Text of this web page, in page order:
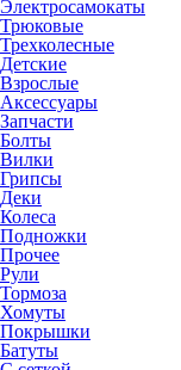
Электросамокаты
Трюковые
Трехколесные
Детские
Взрослые
Аксессуары
Запчасти
Болты
Вилки
Грипсы
Деки
Колеса
Подножки
Прочее
Рули
Тормоза
Хомуты
Покрышки
Батуты